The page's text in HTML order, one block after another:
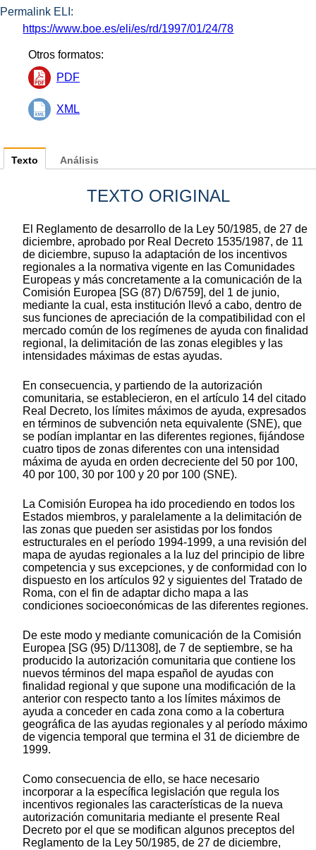
Permalink ELI:
https://www.boe.es/eli/es/rd/1997/01/24/78
Otros formatos:
PDF
XML
Texto
TEXTO ORIGINAL
El Reglamento de desarrollo de la Ley 50/1985, de 27 de
diciembre, aprobado por Real Decreto 1535/1987, de 11
de diciembre, supuso la adaptación de los incentivos
regionales a la normativa vigente en las Comunidades
Europeas y más concretamente a la comunicación de la
Comisión Europea [SG (87) D/6759], del 1 de junio,
mediante la cual, esta institución llevó a cabo, dentro de
sus funciones de apreciación de la compatibilidad con el
mercado común de los regímenes de ayuda con finalidad
regional, la delimitación de las zonas elegibles y las
intensidades máximas de estas ayudas.
En consecuencia, y partiendo de la autorización
comunitaria, se establecieron, en el artículo 14 del citado
Real Decreto, los límites máximos de ayuda, expresados
en términos de subvención neta equivalente (SNE), que
se podían implantar en las diferentes regiones, fijándose
cuatro tipos de zonas diferentes con una intensidad
máxima de ayuda en orden decreciente del 50 por 100,
40 por 100, 30 por 100 y 20 por 100 (SNE).
La Comisión Europea ha ido procediendo en todos los
Estados miembros, y paralelamente a la delimitación de
las zonas que pueden ser asistidas por los fondos
estructurales en el período 1994-1999, a una revisión del
mapa de ayudas regionales a la luz del principio de libre
competencia y sus excepciones, y de conformidad con lo
dispuesto en los artículos 92 y siguientes del Tratado de
Roma, con el fin de adaptar dicho mapa a las
condiciones socioeconómicas de las diferentes regiones.
De este modo y mediante comunicación de la Comisión
Europea [SG (95) D/11308], de 7 de septiembre, se ha
producido la autorización comunitaria que contiene los
nuevos términos del mapa español de ayudas con
finalidad regional y que supone una modificación de la
anterior con respecto tanto a los límites máximos de
ayuda a conceder en cada zona como a la cobertura
geográfica de las ayudas regionales y al período máximo
de vigencia temporal que termina el 31 de diciembre de
1999.
Como consecuencia de ello, se hace necesario
incorporar a la específica legislación que regula los
incentivos regionales las características de la nueva
autorización comunitaria mediante el presente Real
Decreto por el que se modifican algunos preceptos del
Reglamento de la Ley 50/1985, de 27 de diciembre,
Análisis